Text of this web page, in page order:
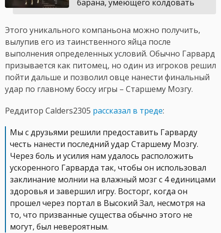
барана, умеющего колдовать
Этого уникального компаньона можно получить,
вылупив его из таинственного яйца после
выполнения определенных условий. Обычно Гарвард
призывается как питомец, но один из игроков решил
пойти дальше и позволил овце нанести финальный
удар по главному боссу игры – Старшему Мозгу.
Реддитор Calders2305 рассказал в треде:
Мы с друзьями решили предоставить Гарварду
честь нанести последний удар Старшему Мозгу.
Через боль и усилия нам удалось расположить
ускоренного Гарварда так, чтобы он использовал
заклинание молнии на влажный мозг с 4 единицами
здоровья и завершил игру. Восторг, когда он
прошел через портал в Высокий Зал, несмотря на
то, что призванные существа обычно этого не
могут, был невероятным.